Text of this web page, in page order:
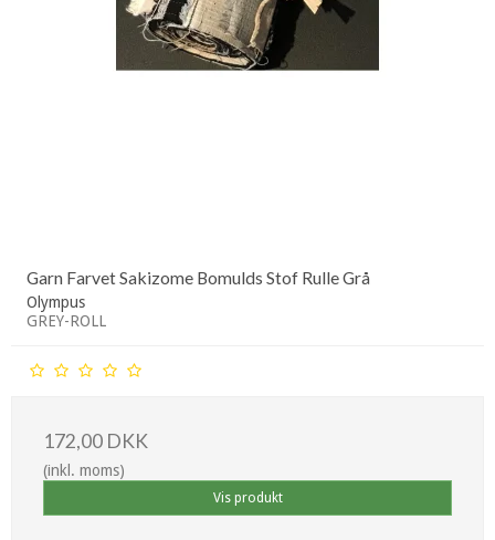
Garn Farvet Sakizome Bomulds Stof Rulle Grå
Olympus
GREY-ROLL
172,00 DKK
(inkl. moms)
Vis produkt